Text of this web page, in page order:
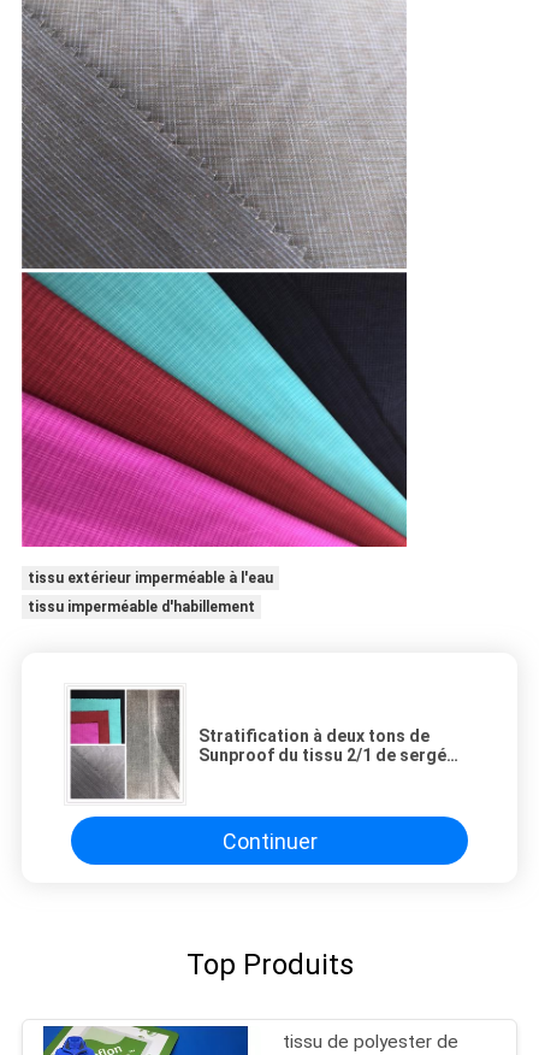
tissu extérieur imperméable à l'eau
tissu imperméable d'habillement
Stratification à deux tons de
Sunproof du tissu 2/1 de sergé
Continuer
Top Produits
tissu de polyester de